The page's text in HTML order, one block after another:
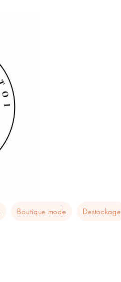
Boutique mode Destockage